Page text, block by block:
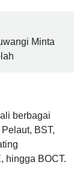
Minta
berbagai
BST,
hingga BOCT.